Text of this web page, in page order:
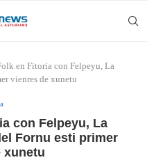
en Fitoria con Felpeyu, La
vienres de xunetu
con Felpeyu, La
Fornu esti primer
xunetu